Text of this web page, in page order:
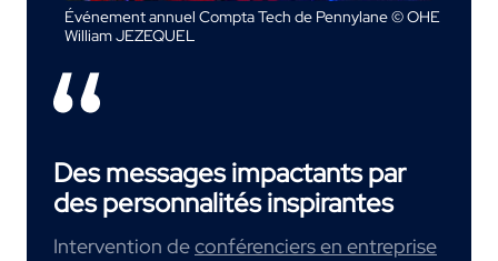
Événement annuel Compta Tech de Pennylane © OHE
William JEZEQUEL
Des messages impactants par
des personnalités inspirantes
Intervention deconférenciers en entreprise